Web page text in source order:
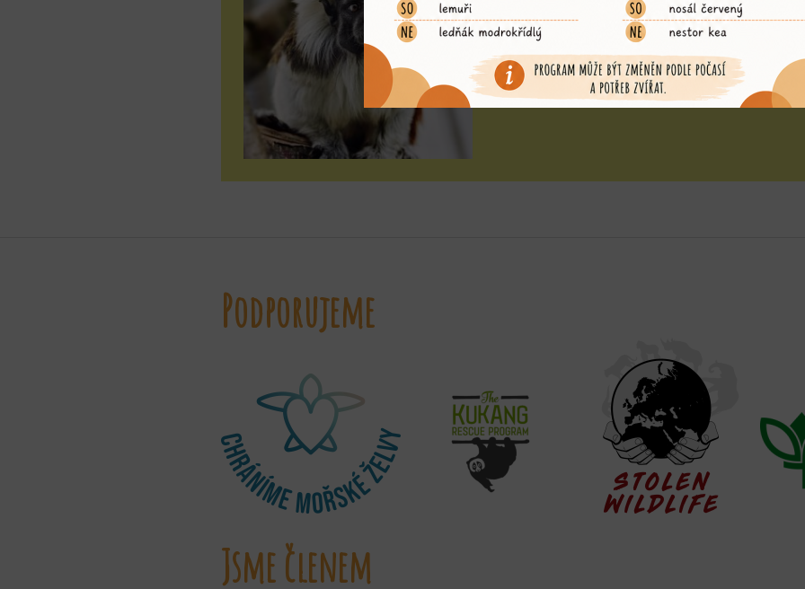
Podporujeme
Jsme členem